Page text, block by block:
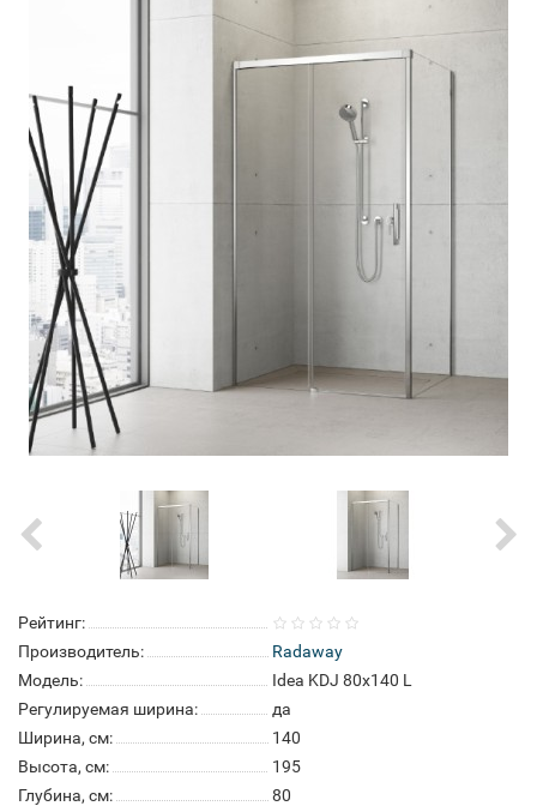
Рейтинг:
Производитель:
Radaway
Модель:
Idea KDJ 80x140 L
Регулируемая ширина:
да
Ширина, см:
140
Высота, см:
195
Глубина, см:
80